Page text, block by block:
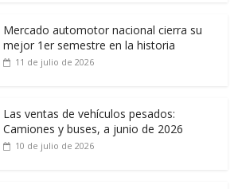
Mercado automotor nacional cierra su
mejor 1er semestre en la historia
11 de julio de 2026
Las ventas de vehículos pesados:
Camiones y buses, a junio de 2026
10 de julio de 2026